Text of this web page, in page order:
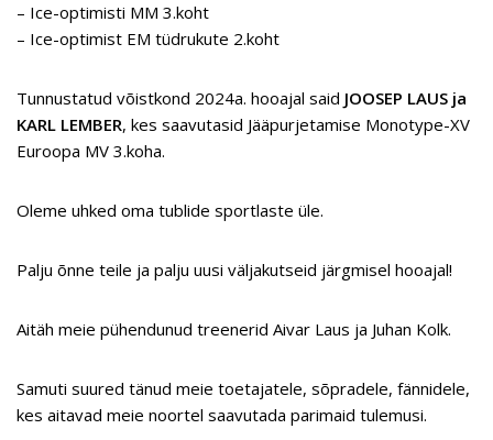
– Ice-optimisti MM 3.koht
– Ice-optimist EM tüdrukute 2.koht
Tunnustatud võistkond 2024a. hooajal said JOOSEP LAUS ja
KARL LEMBER, kes saavutasid Jääpurjetamise Monotype-XV
Euroopa MV 3.koha.
Oleme uhked oma tublide sportlaste üle.
Palju õnne teile ja palju uusi väljakutseid järgmisel hooajal!
Aitäh meie pühendunud treenerid Aivar Laus ja Juhan Kolk.
Samuti suured tänud meie toetajatele, sõpradele, fännidele,
kes aitavad meie noortel saavutada parimaid tulemusi.